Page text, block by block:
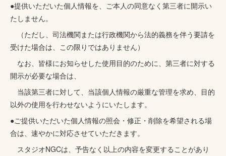
●提供いただいた個人情報を、ご本人の同意なく第三者に開示い
たしません。
（ただし、司法機関または行政機関から法的義務を伴う要請を
受けた場合は、この限りではありません）
なお、皆様にお知らせした使用目的のために、第三者に対する
開示が必要な場合は、
当該第三者に対して、当該個人情報の厳重な管理を求め、目的
以外の使用を行わせないようにいたします。
●ご提供いただいた個人情報の照会・修正・削除を希望される場
合は、速やかに対応させていただきます。
スタジオNGCは、予告なく以上の内容を変更することがあり